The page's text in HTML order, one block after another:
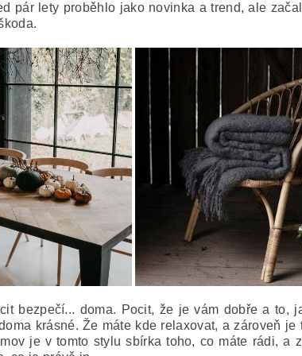
pár lety proběhlo jako novinka a trend, ale
bezpečí... doma. Pocit, že je vám dobře a to,
krásné. Že máte kde relaxovat, a zároveň
je v tomto stylu sbírka toho, co máte rádi, a